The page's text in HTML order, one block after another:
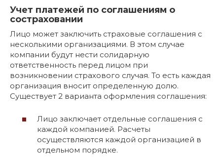
Учет платежей по соглашениям о
состраховании
Лицо может заключить страховые соглашения с
несколькими организациями. В этом случае
компании будут нести солидарную
ответственность перед лицом при
возникновении страхового случая. То есть каждая
организация вносит определенную долю.
Существует 2 варианта оформления соглашения:
Лицо заключает отдельные соглашения с
каждой компанией. Расчеты
осуществляются каждой организацией в
отдельном порядке.